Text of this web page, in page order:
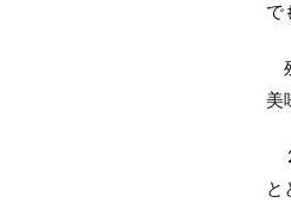
で
美
と